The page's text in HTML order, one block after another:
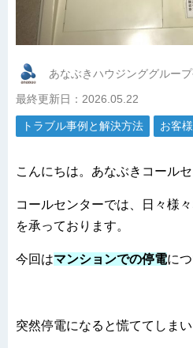
あなぶきハウジンググルー
最終更新日：2026.05.22
トラブル事例と解決方法 お客
こんにちは。あなぶきコールセ
コールセンターでは、日々様
を承っております。
今回はマンションでの停電に
突然停電になると慌ててしまい